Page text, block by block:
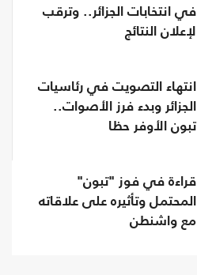
في انتخابات الجزائر.. وترقب
لإعلان النتائج
انتهاء التصويت في رئاسيات
الجزائر وبدء فرز الأصوات..
تبون الأوفر حظا
قراءة في فوز "تبون"
المحتمل وتأثيره على علاقاته
مع واشنطن